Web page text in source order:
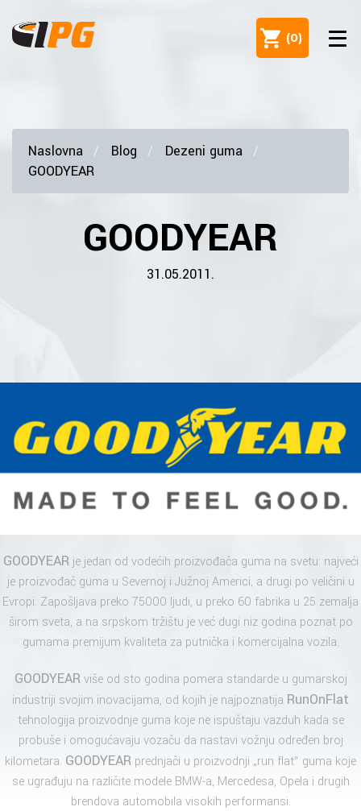
(0)
Naslovna Blog
Dezeni guma
GOODYEAR
GOODYEAR
31.05.2011.
GOODYEARje jedan od vodećih proizvođača guma na svetu: najveći
je proizvođač guma u Severnoj i Južnoj Americi, a drugi po veličini u
Evropi. Zapošljava preko 75000 ljudi, u preko 60 fabrika u 25 zemalja
širom sveta, a na srpskom tržištu je već dugi niz godina poznat po
gumama premijum kvaliteta za putnička i komercijalna vozila.
GOODYEARviše od sto godina pomera standarde u gumarskoj
industriji svojim inovacijama, od kojih je najpoznatija RunOnFlat
tehnologija proizvodnje guma koje ne ispuštaju vazduh kada se
probuše i omogućavaju vozaču da nastavi vožnju određen broj
kilometara. GOODYEAR prednjači u proizvodnji „run flat“ guma koje
se ugrađuju na različite modele BMW-a, Mercedesa, Opela i drugih
brendova automobila visokih performansi.